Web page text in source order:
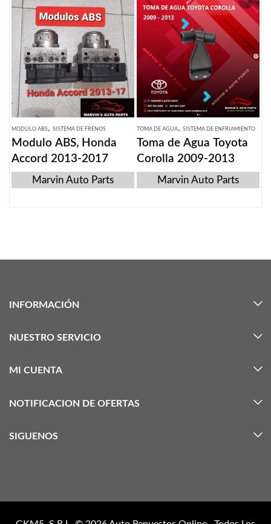
MODULO ABS, SISTEMA DE FRENOS
Modulo ABS, Honda
Accord 2013-2017
Marvin Auto Parts
TOMA DE AGUA, SISTEMA DE ENFRIAMIENTO
Toma de Agua Toyota
Corolla 2009-2013
Marvin Auto Parts
INFORMACIÓN
NUESTRO SERVICIO
MI CUENTA
NOTIFICACION DE OFERTAS
SIGUENOS